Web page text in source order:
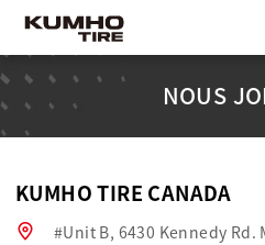
NOUS
KUMHO TIRE CANADA
#Unit B, 6430 Kennedy Rd.